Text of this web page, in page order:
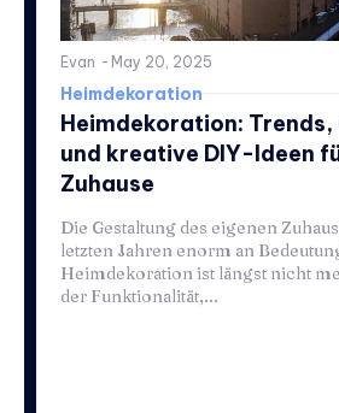
Evan - May 20, 2025
Heimdekoration
Heimdekoration:
und kreative DIY-Ideen
Zuhause
Die Gestaltung des eigenen
letzten Jahren enorm an
Heimdekoration ist längst nicht
der Funktionalität,...